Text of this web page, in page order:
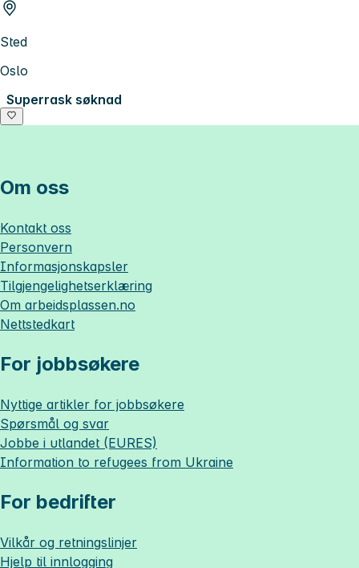
Sted
Oslo
Superrask søknad
Om oss
Kontakt oss
Personvern
Informasjonskapsler
Tilgjengelighetserklæring
Om arbeidsplassen.no
Nettstedkart
For jobbsøkere
Nyttige artikler for jobbsøkere
Spørsmål og svar
Jobbe i utlandet (EURES)
Information to refugees from Ukraine
For bedrifter
Vilkår og retningslinjer
Hjelp til innlogging